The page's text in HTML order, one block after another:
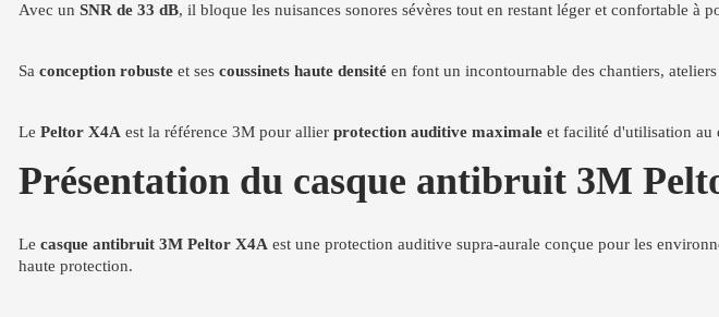
Avec un SNR de 33 dB, il bloque les nuisances sonores sévères tout en restant léger et confortable à
Sa conception robuste et ses coussinets haute densité en font un incontournable des chantiers, ateliers
Le Peltor X4A est la référence 3M pour allier protection auditive maximale et facilité d'utilisation au
Présentation du casque antibruit 3M
Le casque antibruit 3M Peltor X4A est une protection auditive supra-aurale conçue pour les
haute protection.